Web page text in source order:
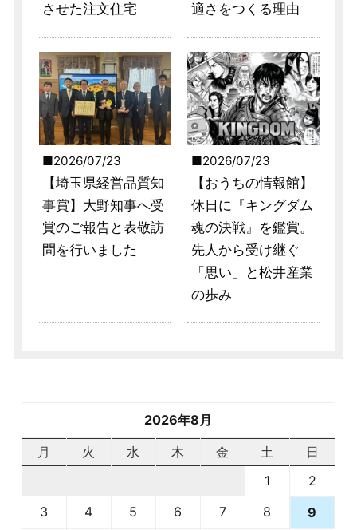
させた注文住宅
適さをつくる理由
2026/07/23
【埼玉県経営品質知
事賞】大野知事へ受
賞のご報告と表敬訪
問を行いました
2026/07/23
【おうちの情報館】
休日に『キングダム
魂の決戦』を鑑賞。
先人から受け継ぐ
「思い」と松井産業
の歩み
2026年8月
月
火 水 木 金 土
日
1
2
3
4 5 6 7 8
9